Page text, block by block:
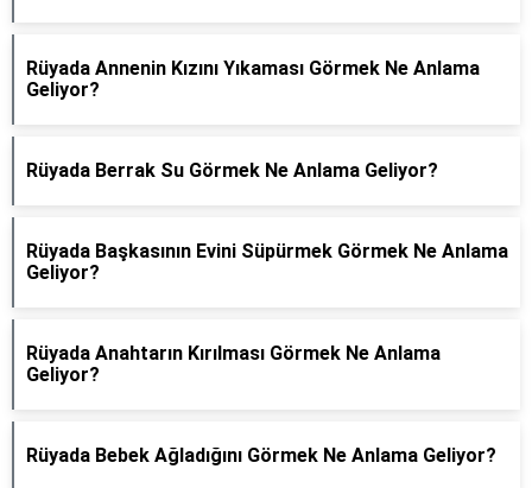
Rüyada Annenin Kızını Yıkaması Görmek Ne Anlama
Geliyor?
Rüyada Berrak Su Görmek Ne Anlama Geliyor?
Rüyada Başkasının Evini Süpürmek Görmek Ne Anlama
Geliyor?
Rüyada Anahtarın Kırılması Görmek Ne Anlama
Geliyor?
Rüyada Bebek Ağladığını Görmek Ne Anlama Geliyor?